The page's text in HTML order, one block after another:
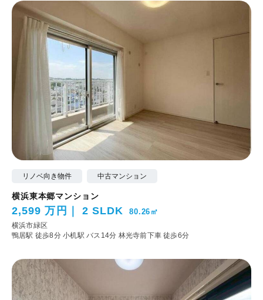
リノベ向き物件 中古マンション
横浜東本郷マンション
2,599 万円 2 SLDK 80.26㎡
横浜市緑区
鴨居駅 徒歩8分小机駅 バス14分 林光寺前下車 徒歩6分